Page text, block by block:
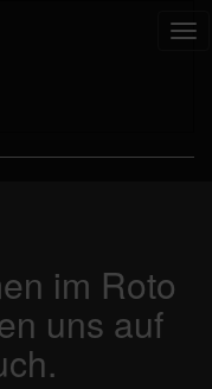
im Roto
uns auf